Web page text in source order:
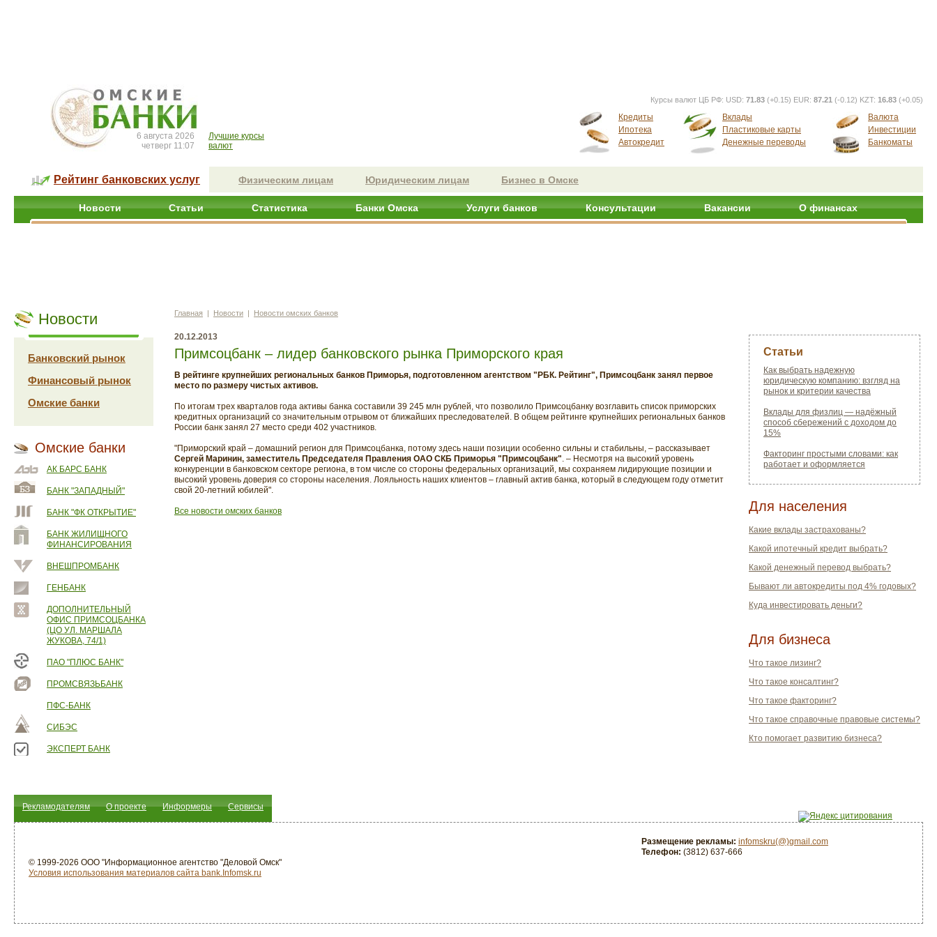
6 августа 2026
четверг 11:07
Лучшие курсы
валют
Курсы валют ЦБ РФ: USD: 71.83 (+0.15) EUR: 87.21 (-0.12) KZT: 16.83 (+0.05)
Кредиты
Ипотека
Автокредит
Вклады
Пластиковые карты
Денежные переводы
Валюта
Инвестиции
Банкоматы
Рейтинг банковских услуг Физическим лицам Юридическим лицам Бизнес в Омске
Новости Статьи Статистика Банки Омска Услуги банков Консультации Вакансии О финансах
Новости
Банковский рынок
Финансовый рынок
Омские банки
Омские банки
АК БАРС БАНК
БАНК "ЗАПАДНЫЙ"
БАНК "ФК ОТКРЫТИЕ"
БАНК ЖИЛИЩНОГО
ФИНАНСИРОВАНИЯ
ВНЕШПРОМБАНК
ГЕНБАНК
ДОПОЛНИТЕЛЬНЫЙ
ОФИС ПРИМСОЦБАНКА
(ЦО УЛ. МАРШАЛА
ЖУКОВА, 74/1)
ПАО "ПЛЮС БАНК"
ПРОМСВЯЗЬБАНК
ПФС-БАНК
СИБЭС
ЭКСПЕРТ БАНК
Главная | Новости | Новости омских банков
20.12.2013
Примсоцбанк – лидер банковского рынка Приморского края
В рейтинге крупнейших региональных банков Приморья, подготовленном агентством "РБК. Рейтинг", Примсоцбанк занял первое
место по размеру чистых активов.
По итогам трех кварталов года активы банка составили 39 245 млн рублей, что позволило Примсоцбанку возглавить список приморских
кредитных организаций со значительным отрывом от ближайших преследователей. В общем рейтинге крупнейших региональных банков
России банк занял 27 место среди 402 участников.
"Приморский край – домашний регион для Примсоцбанка, потому здесь наши позиции особенно сильны и стабильны, – рассказывает
Сергей Маринин, заместитель Председателя Правления ОАО СКБ Приморья "Примсоцбанк". – Несмотря на высокий уровень
конкуренции в банковском секторе региона, в том числе со стороны федеральных организаций, мы сохраняем лидирующие позиции и
высокий уровень доверия со стороны населения. Лояльность наших клиентов – главный актив банка, который в следующем году отметит
свой 20-летний юбилей".
Все новости омских банков
Статьи
Как выбрать надежную
юридическую компанию: взгляд на
рынок и критерии качества
Вклады для физлиц — надёжный
способ сбережений с доходом до
15%
Факторинг простыми словами: как
работает и оформляется
Для населения
Какие вклады застрахованы?
Какой ипотечный кредит выбрать?
Какой денежный перевод выбрать?
Бывают ли автокредиты под 4% годовых?
Куда инвестировать деньги?
Для бизнеса
Что такое лизинг?
Что такое консалтинг?
Что такое факторинг?
Что такое справочные правовые системы?
Кто помогает развитию бизнеса?
Рекламодателям О проекте Информеры Сервисы
© 1999-2026 ООО "Информационное агентство "Деловой Омск"
Условия использования материалов сайта bank.Infomsk.ru
Размещение рекламы: infomskru(@)gmail.com
Телефон: (3812) 637-666